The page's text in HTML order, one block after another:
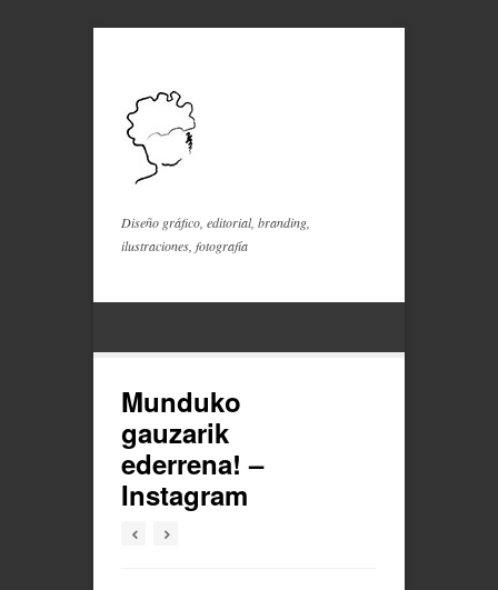
Diseño gráfico, editorial, branding,
ilustraciones, fotografía
Munduko
gauzarik
ederrena! –
Instagram